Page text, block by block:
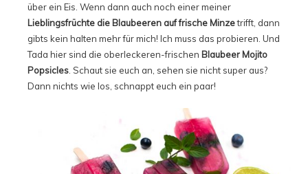
über ein Eis. Wenn dann auch noch einer meiner
Lieblingsfrüchte die Blaubeeren auf frische Minzetrifft, dann
gibts kein halten mehr für mich! Ich muss das probieren. Und
Tada hier sind die oberleckeren-frischen Blaubeer Mojito
Popsicles . Schaut sie euch an, sehen sie nicht super aus?
Dann nichts wie los, schnappt euch ein paar!